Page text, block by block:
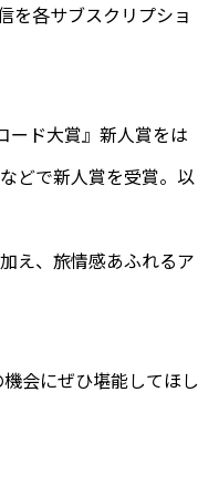
を各サブスクリプショ
ード大賞』新人賞をは
どで新人賞を受賞。以
え、旅情感あふれるア
会にぜひ堪能してほし